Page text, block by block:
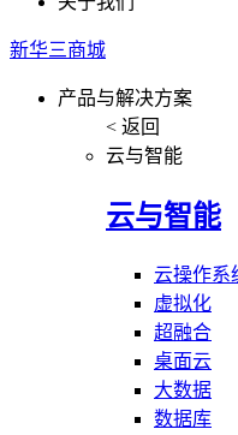
新华三商城
产品与解决方案
< 返回
云与智能
云与智能
云操作系
虚拟化
超融合
桌面云
大数据
数据库